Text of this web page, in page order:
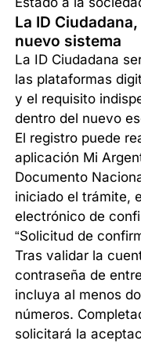
La ID
nuevo sistema
La ID Ciudadana
las plataformas
y el requisito
dentro del nuevo
El registro puede
aplicación Mi
Documento
iniciado el trámite,
electrónico de
“Solicitud de
Tras validar la
contraseña de
incluya al menos
números.
solicitará la